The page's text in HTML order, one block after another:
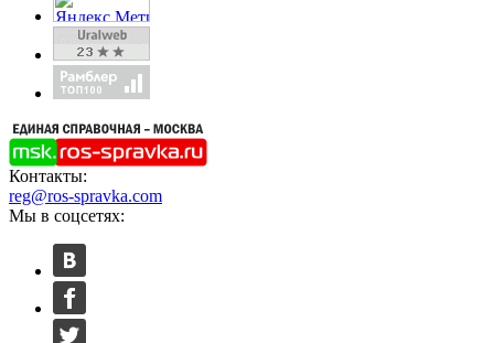
Контакты:
reg@ros-spravka.com
Мы в соцсетях: